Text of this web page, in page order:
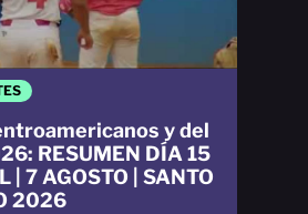
y del
RESUMEN DÍA 15
| 7 AGOSTO | SANTO
2026